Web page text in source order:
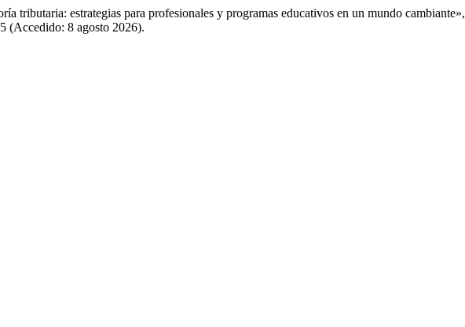
tributaria: estrategias para profesionales y programas educativos en un mundo cambiante»,
(Accedido: 8 agosto 2026).